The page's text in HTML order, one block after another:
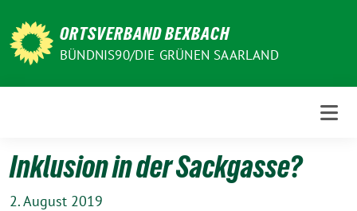
zum
Inhalt
ORTSVERBAND BEXBACH
BÜNDNIS90/DIE GRÜNEN SAARLAND
Inklusion in der Sackgasse?
2. August 2019